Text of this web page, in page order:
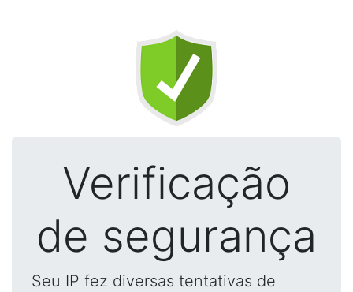
Verificação
de segurança
Seu IP fez diversas tentativas de